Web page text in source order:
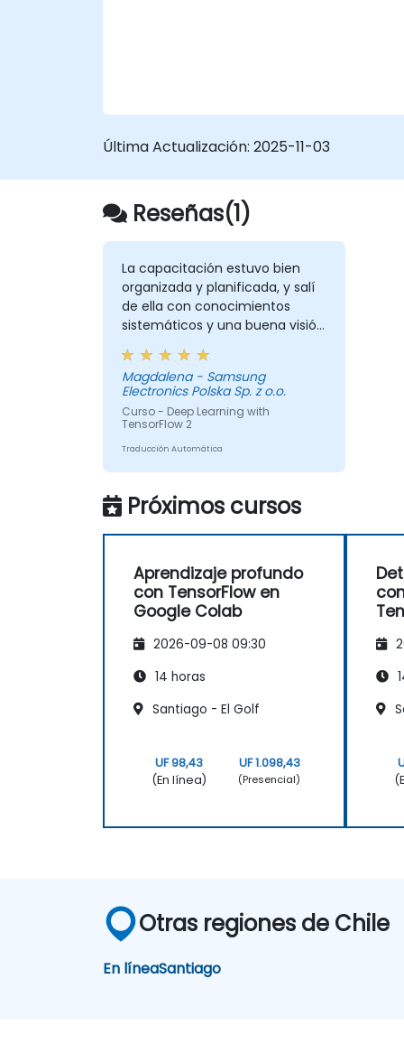
Última Actualización: 2025-11-03
Reseñas(1)
La capacitación estuvo bien
organizada y planificada, y salí
de ella con conocimientos
sistemáticos y una buena visión
de los temas que abordamos
Magdalena - Samsung
Electronics Polska Sp. z o.o.
Curso - Deep Learning with
TensorFlow 2
Traducción Automática
Próximos cursos
Aprendizaje profundo
con TensorFlow en
Google Colab
2026-09-08 09:30
14 horas
Santiago - El Golf
UF 98,43
(En línea)
UF 1.098,43
(Presencial)
Otras regiones de Chile
En líneaSantiago